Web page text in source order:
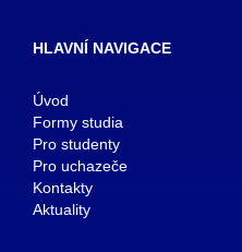
HLAVNÍ NAVIGACE
Úvod
Formy studia
Pro studenty
Pro uchazeče
Kontakty
Aktuality